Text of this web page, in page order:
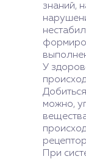
знаний,
У
можно,
При